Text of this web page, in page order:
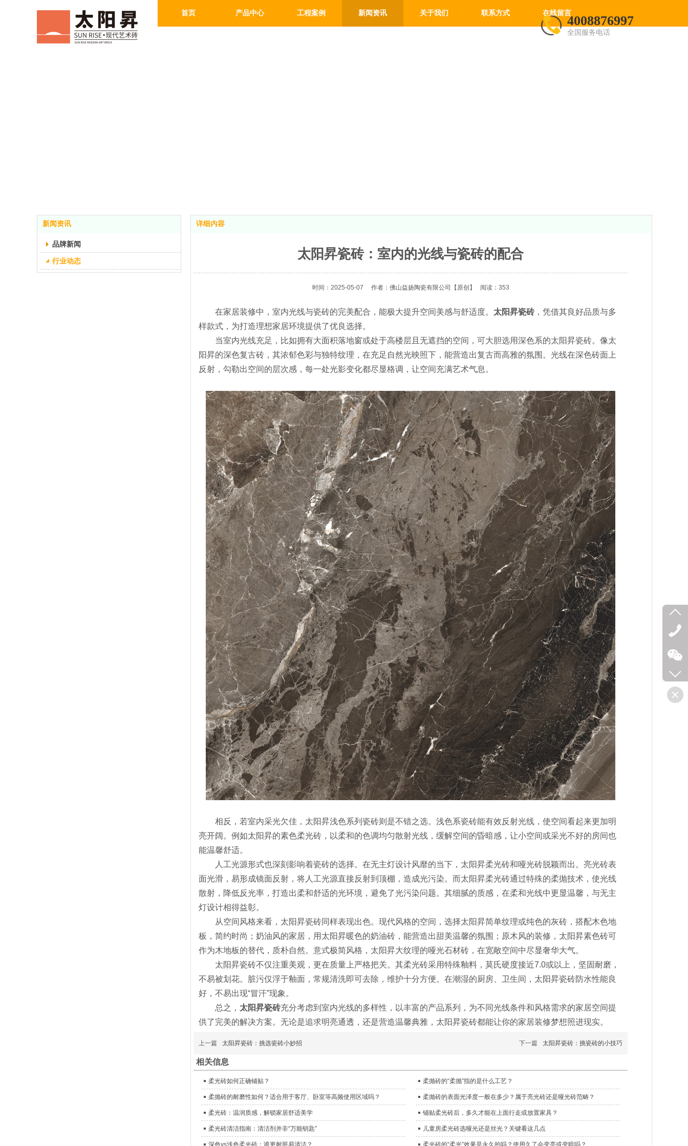
4008876997
全国服务电话
首页 产品中心 工程案例 新闻资讯 关于我们 联系方式 在线留言
新闻资讯
品牌新闻
行业动态
详细内容
太阳昇瓷砖：室内的光线与瓷砖的配合
时间：2025-05-07 作者：佛山益扬陶瓷有限公司 【原创】 阅读：353
在家居装修中，室内光线与瓷砖的完美配合，能极大提升空间美感与舒适度。 太阳昇瓷砖，凭借其良好品质与多
样款式，为打造理想家居环境提供了优良选择。
当室内光线充足，比如拥有大面积落地窗或处于高楼层且无遮挡的空间，可大胆选用深色系的太阳昇瓷砖。像太
阳昇的深色复古砖，其浓郁色彩与独特纹理，在充足自然光映照下，能营造出复古而高雅的氛围。光线在深色砖面上
反射，勾勒出空间的层次感，每一处光影变化都尽显格调，让空间充满艺术气息。
相反，若室内采光欠佳，太阳昇浅色系列瓷砖则是不错之选。浅色系瓷砖能有效反射光线，使空间看起来更加明
亮开阔。例如太阳昇的素色柔光砖，以柔和的色调均匀散射光线，缓解空间的昏暗感，让小空间或采光不好的房间也
能温馨舒适。
人工光源形式也深刻影响着瓷砖的选择。在无主灯设计风靡的当下，太阳昇柔光砖和哑光砖脱颖而出。亮光砖表
面光滑，易形成镜面反射，将人工光源直接反射到顶棚，造成光污染。而太阳昇柔光砖通过特殊的柔抛技术，使光线
散射，降低反光率，打造出柔和舒适的光环境，避免了光污染问题。其细腻的质感，在柔和光线中更显温馨，与无主
灯设计相得益彰。
从空间风格来看，太阳昇瓷砖同样表现出色。现代风格的空间，选择太阳昇简单纹理或纯色的灰砖，搭配木色地
板，简约时尚；奶油风的家居，用太阳昇暖色的奶油砖，能营造出甜美温馨的氛围；原木风的装修，太阳昇素色砖可
作为木地板的替代，质朴自然。意式极简风格，太阳昇大纹理的哑光石材砖，在宽敞空间中尽显奢华大气。
太阳昇瓷砖不仅注重美观，更在质量上严格把关。其柔光砖采用特殊釉料，莫氏硬度接近7.0或以上，坚固耐磨，
不易被划花。脏污仅浮于釉面，常规清洗即可去除，维护十分方便。在潮湿的厨房、卫生间，太阳昇瓷砖防水性能良
好，不易出现“冒汗”现象。
总之， 太阳昇瓷砖充分考虑到室内光线的多样性，以丰富的产品系列，为不同光线条件和风格需求的家居空间提
供了完美的解决方案。无论是追求明亮通透，还是营造温馨典雅，太阳昇瓷砖都能让你的家居装修梦想照进现实。
上一篇 太阳昇瓷砖：挑选瓷砖小妙招 下一篇 太阳昇瓷砖：挑瓷砖的小技巧
相关信息
柔光砖如何正确铺贴？ 柔抛砖的“柔抛”指的是什么工艺？
柔抛砖的耐磨性如何？适合用于客厅、卧室等高频使用区域吗？ 柔抛砖的表面光泽度一般在多少？属于亮光砖还是哑光砖范畴？
柔光砖：温润质感，解锁家居舒适美学 铺贴柔光砖后，多久才能在上面行走或放置家具？
柔光砖清洁指南：清洁剂并非“万能钥匙” 儿童房柔光砖选哑光还是丝光？关键看这几点
深色vs浅色柔光砖：谁更耐脏易清洁？ 柔光砖的“柔光”效果是永久的吗？使用久了会变亮或变暗吗？